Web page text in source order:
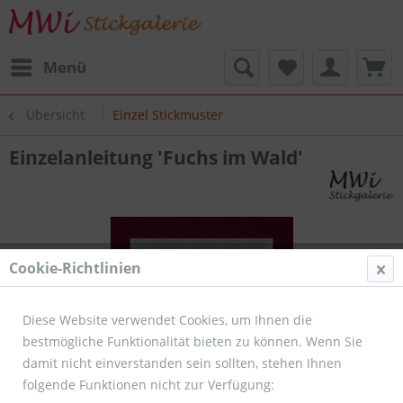
Menü
Übersicht Einzel Stickmuster
Einzelanleitung 'Fuchs im Wald'
Cookie-Richtlinien
Diese Website verwendet Cookies, um Ihnen die
bestmögliche Funktionalität bieten zu können. Wenn Sie
damit nicht einverstanden sein sollten, stehen Ihnen
folgende Funktionen nicht zur Verfügung: